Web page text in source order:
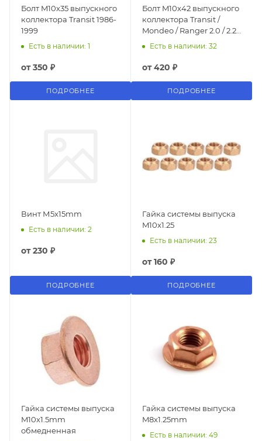
Болт M10x35 выпускного
коллектора Transit 1986-
1999
Есть в наличии: 1
от350 ₽
ПОДРОБНЕЕ
Болт M10x42 выпускного
коллектора Transit /
Mondeo / Ranger 2.0 / 2.2 /
2.4 / 3.2 TD 2000-14
Есть в наличии: 32
от420 ₽
ПОДРОБНЕЕ
Винт М5x15mm
Есть в наличии: 2
от230 ₽
ПОДРОБНЕЕ
Гайка системы выпуска
M10x1.25
Есть в наличии: 23
от160 ₽
ПОДРОБНЕЕ
Гайка системы выпуска
M10x1.5mm
обмедненная
Гайка системы выпуска
M8x1.25mm
Есть в наличии: 49